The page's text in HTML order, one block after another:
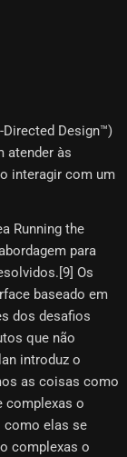
Directed Design™)
atender às
interagir com um
Running the
para
Os
baseado em
dos desafios
que não
introduz o
as coisas como
complexas o
como elas se
complexas o